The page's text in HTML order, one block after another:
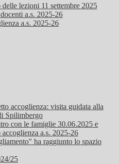
lezioni 11 settembre 2025
a.s. 2025-26
a.s. 2025-26
accoglienza: visita guidata alla
Spilimbergo
con le famiglie 30.06.2025 e
accoglienza a.s. 2025-26
ha raggiunto lo spazio
25